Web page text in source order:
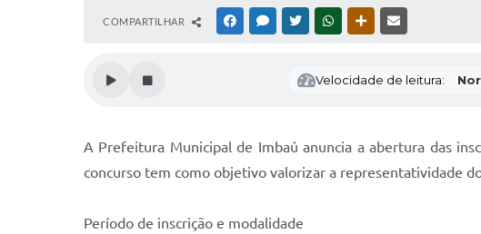
COMPARTILHAR FACEBOOKMESSENGER
TWITTERWHATSAPPOUTRAS MÍDIAS
Velocidade de leitura:
A Prefeitura Municipal de Imbaú anuncia a abertura das
concurso tem como objetivo valorizar a representatividade
Período de inscrição e modalidade